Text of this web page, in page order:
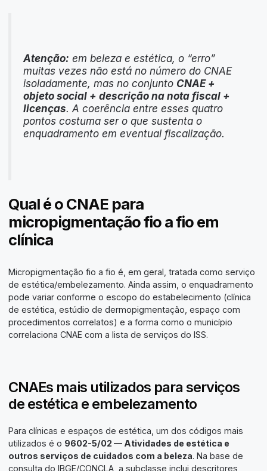
Atenção: em beleza e estética, o “erro”
muitas vezes não está no número do CNAE
isoladamente, mas no conjunto CNAE +
objeto social + descrição na nota fiscal +
licenças. A coerência entre esses quatro
pontos costuma ser o que sustenta o
enquadramento em eventual fiscalização.
Qual é o CNAE para
micropigmentação fio a fio em
clínica
Micropigmentação fio a fio é, em geral, tratada como serviço
de estética/embelezamento. Ainda assim, o enquadramento
pode variar conforme o escopo do estabelecimento (clínica
de estética, estúdio de dermopigmentação, espaço com
procedimentos correlatos) e a forma como o município
correlaciona CNAE com a lista de serviços do ISS.
CNAEs mais utilizados para serviços
de estética e embelezamento
Para clínicas e espaços de estética, um dos códigos mais
utilizados é o 9602-5/02 — Atividades de estética e
outros serviços de cuidados com a beleza. Na base de
consulta do IBGE/CONCLA, a subclasse inclui descritores